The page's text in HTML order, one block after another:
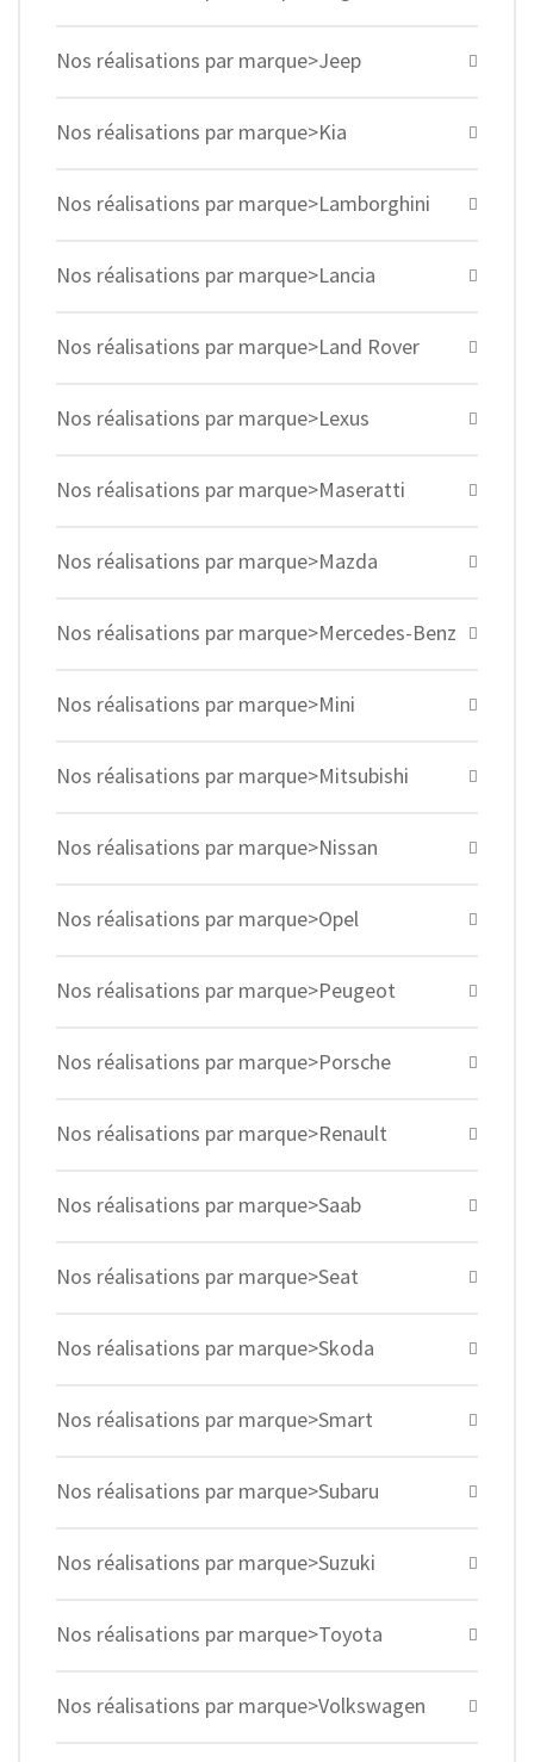
Nos réalisations par marque>Jeep
Nos réalisations par marque>Kia
Nos réalisations par marque>Lamborghini
Nos réalisations par marque>Lancia
Nos réalisations par marque>Land Rover
Nos réalisations par marque>Lexus
Nos réalisations par marque>Maseratti
Nos réalisations par marque>Mazda
Nos réalisations par marque>Mercedes-Benz
Nos réalisations par marque>Mini
Nos réalisations par marque>Mitsubishi
Nos réalisations par marque>Nissan
Nos réalisations par marque>Opel
Nos réalisations par marque>Peugeot
Nos réalisations par marque>Porsche
Nos réalisations par marque>Renault
Nos réalisations par marque>Saab
Nos réalisations par marque>Seat
Nos réalisations par marque>Skoda
Nos réalisations par marque>Smart
Nos réalisations par marque>Subaru
Nos réalisations par marque>Suzuki
Nos réalisations par marque>Toyota
Nos réalisations par marque>Volkswagen